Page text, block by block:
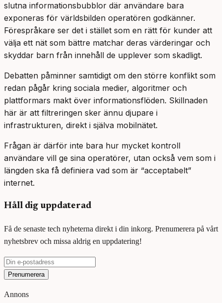
slutna informationsbubblor där användare bara
exponeras för världsbilden operatören godkänner.
Förespråkare ser det i stället som en rätt för kunder att
välja ett nät som bättre matchar deras värderingar och
skyddar barn från innehåll de upplever som skadligt.
Debatten påminner samtidigt om den större konflikt som
redan pågår kring sociala medier, algoritmer och
plattformars makt över informationsflöden. Skillnaden
här är att filtreringen sker ännu djupare i
infrastrukturen, direkt i själva mobilnätet.
Frågan är därför inte bara hur mycket kontroll
användare vill ge sina operatörer, utan också vem som i
längden ska få definiera vad som är “acceptabelt”
internet.
Håll dig uppdaterad
Få de senaste tech nyheterna direkt i din inkorg. Prenumerera på vårt
nyhetsbrev och missa aldrig en uppdatering!
Prenumerera
Annons